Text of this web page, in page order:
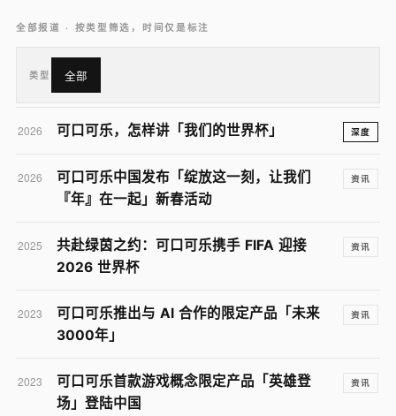
全部报道 · 按类型筛选，时间仅是标注
类型 全部
2026 可口可乐，怎样讲「我们的世界杯」 深度
2026
可口可乐中国发布「绽放这一刻，让我们
『年』在一起」新春活动
资讯
2025
共赴绿茵之约：可口可乐携手 FIFA 迎接
2026 世界杯
资讯
2023
可口可乐推出与 AI 合作的限定产品「未来
3000年」
资讯
2023
可口可乐首款游戏概念限定产品「英雄登
场」登陆中国
资讯